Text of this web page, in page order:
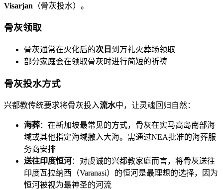
Visarjan （骨灰投水）。
骨灰领取
骨灰通常在火化后的次日 到万礼火葬场领取
部分家庭会在领取骨灰时进行简短的祈祷
骨灰投水方式
兴都教传统要求将骨灰投入流水中，让灵魂回归自然：
海葬：在新加坡最常见的方式，骨灰在实马高岛南部海
域或其他指定海域撒入大海。需通过NEA批准的海葬服
务商安排
送往印度恒河：对虔诚的兴都教家庭而言，将骨灰送往
印度瓦拉纳西（Varanasi）的恒河是最理想的选择，因为
恒河被视为最神圣的河流